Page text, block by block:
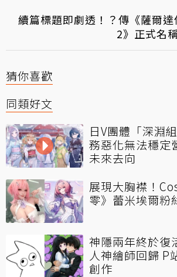
續篇標題即劇透！？傳《薩爾
2》正式名
猜你喜歡
同類好文
日V團體「深淵
務惡化無法穩定
未來去向
展現大胸襟！
零》蕾米埃爾粉
神隱兩年終於復
人神繪師回歸 P
創作